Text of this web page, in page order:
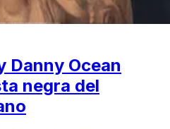
Danny Ocean
negra del